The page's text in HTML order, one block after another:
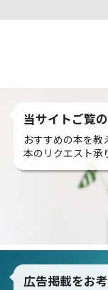
当サイトご覧
おすすめの本を教
本のリクエスト承
広告掲載をお